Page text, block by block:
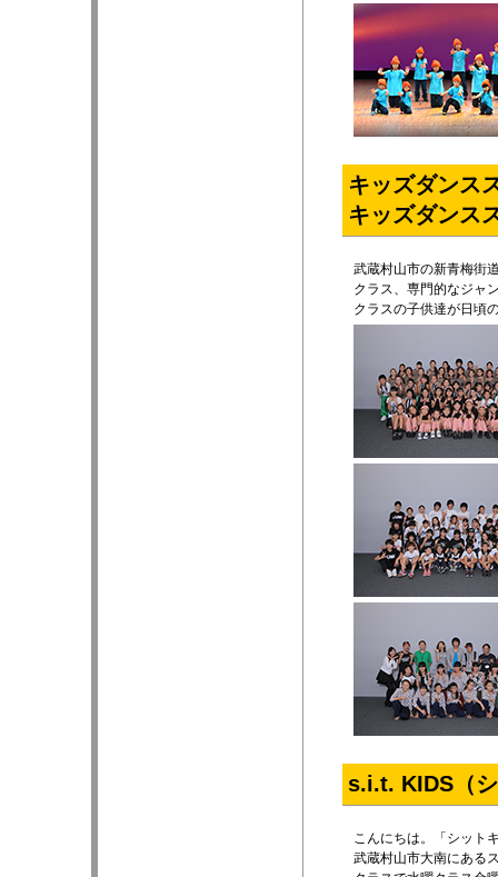
キッズダンス
キッズダンス
武蔵村山市の新青梅街
クラス、専門的なジャ
クラスの子供達が日頃
s.i.t. KIDS（
こんにちは。「シット
武蔵村山市大南にある